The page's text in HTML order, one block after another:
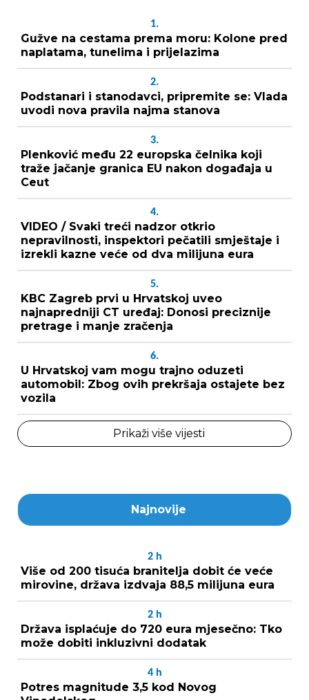
1.
Gužve na cestama prema moru: Kolone pred
naplatama, tunelima i prijelazima
2.
Podstanari i stanodavci, pripremite se: Vlada
uvodi nova pravila najma stanova
3.
Plenković među 22 europska čelnika koji
traže jačanje granica EU nakon događaja u
Ceut
4.
VIDEO / Svaki treći nadzor otkrio
nepravilnosti, inspektori pečatili smještaje i
izrekli kazne veće od dva milijuna eura
5.
KBC Zagreb prvi u Hrvatskoj uveo
najnapredniji CT uređaj: Donosi preciznije
pretrage i manje zračenja
6.
U Hrvatskoj vam mogu trajno oduzeti
automobil: Zbog ovih prekršaja ostajete bez
vozila
Prikaži više vijesti
Najnovije
2 h
Više od 200 tisuća branitelja dobit će veće
mirovine, država izdvaja 88,5 milijuna eura
2 h
Država isplaćuje do 720 eura mjesečno: Tko
može dobiti inkluzivni dodatak
4 h
Potres magnitude 3,5 kod Novog